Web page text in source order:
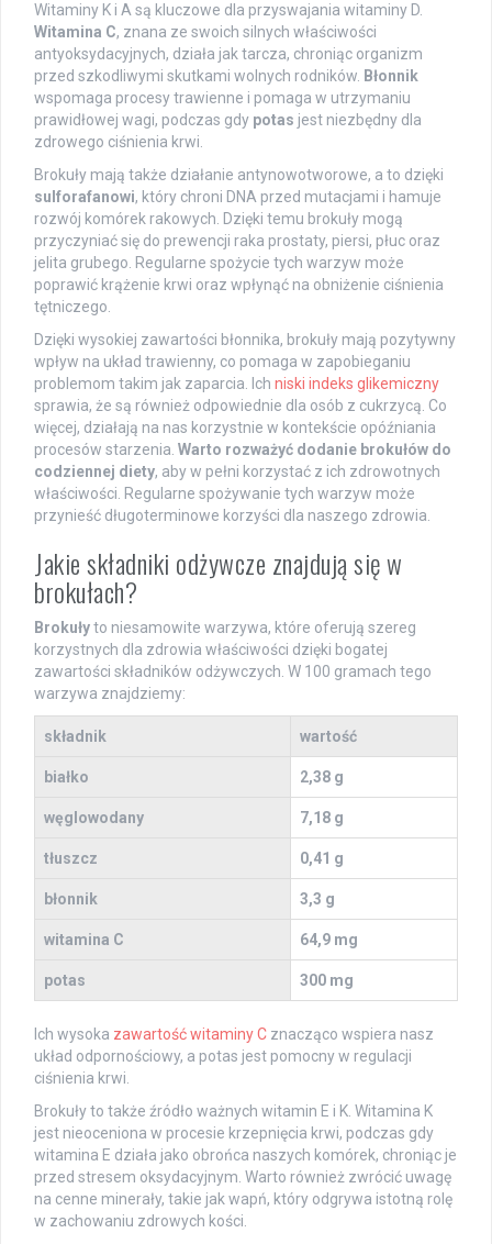
Witaminy K i A są kluczowe dla przyswajania witaminy D.
Witamina C, znana ze swoich silnych właściwości
antyoksydacyjnych, działa jak tarcza, chroniąc organizm
przed szkodliwymi skutkami wolnych rodników. Błonnik
wspomaga procesy trawienne i pomaga w utrzymaniu
prawidłowej wagi, podczas gdy potas jest niezbędny dla
zdrowego ciśnienia krwi.
Brokuły mają także działanie antynowotworowe, a to dzięki
sulforafanowi, który chroni DNA przed mutacjami i hamuje
rozwój komórek rakowych. Dzięki temu brokuły mogą
przyczyniać się do prewencji raka prostaty, piersi, płuc oraz
jelita grubego. Regularne spożycie tych warzyw może
poprawić krążenie krwi oraz wpłynąć na obniżenie ciśnienia
tętniczego.
Dzięki wysokiej zawartości błonnika, brokuły mają pozytywny
wpływ na układ trawienny, co pomaga w zapobieganiu
problemom takim jak zaparcia. Ich niski indeks glikemiczny
sprawia, że są również odpowiednie dla osób z cukrzycą. Co
więcej, działają na nas korzystnie w kontekście opóźniania
procesów starzenia. Warto rozważyć dodanie brokułów do
codziennej diety, aby w pełni korzystać z ich zdrowotnych
właściwości. Regularne spożywanie tych warzyw może
przynieść długoterminowe korzyści dla naszego zdrowia.
Jakie składniki odżywcze znajdują się w
brokułach?
Brokułyto niesamowite warzywa, które oferują szereg
korzystnych dla zdrowia właściwości dzięki bogatej
zawartości składników odżywczych. W 100 gramach tego
warzywa znajdziemy:
składnik wartość
białko 2,38 g
węglowodany 7,18 g
tłuszcz 0,41 g
błonnik 3,3 g
witamina C 64,9 mg
potas 300 mg
Ich wysoka zawartość witaminy C znacząco wspiera nasz
układ odpornościowy, a potas jest pomocny w regulacji
ciśnienia krwi.
Brokuły to także źródło ważnych witamin E i K. Witamina K
jest nieoceniona w procesie krzepnięcia krwi, podczas gdy
witamina E działa jako obrońca naszych komórek, chroniąc je
przed stresem oksydacyjnym. Warto również zwrócić uwagę
na cenne minerały, takie jak wapń, który odgrywa istotną rolę
w zachowaniu zdrowych kości.